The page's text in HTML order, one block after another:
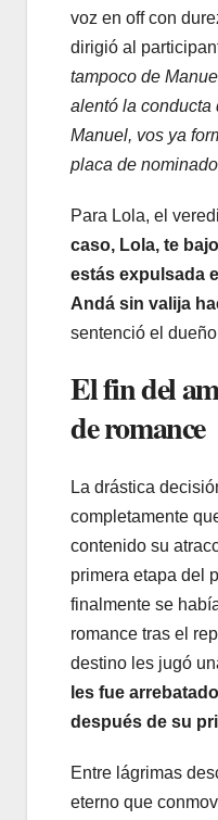
voz en off con
dirigió al
tampoco de
alentó la conducta
Manuel, vos ya
placa de
Para Lola, el
caso, Lola, te
estás expulsada
Andá sin valija
sentenció el
El fin del
de romance
La drástica
completamente
contenido su
primera etapa del
finalmente se
romance tras el
destino les jugó
les fue
después de su
Entre lágrimas
eterno que